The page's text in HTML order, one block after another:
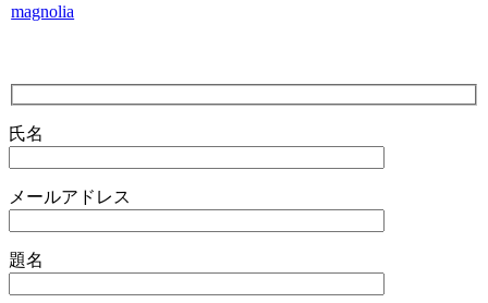
magnolia
氏名
メールアドレス
題名